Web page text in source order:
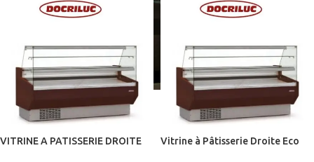
VITRINE A PATISSERIE DROITE
Vitrine à Pâtisserie Droite Eco